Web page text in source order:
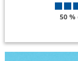
50